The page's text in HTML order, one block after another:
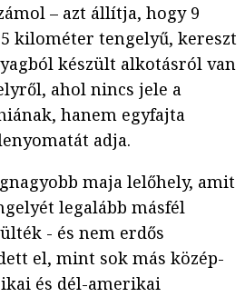
– azt állítja, hogy 9
kilométer tengelyű, kereszt
készült alkotásról van
ahol nincs jele a
hanem egyfajta
adja.
maja lelőhely, amit
legalább másfél
- és nem erdős
el, mint sok más közép-
és dél-amerikai